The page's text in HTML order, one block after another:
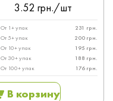
3.52 грн./шт
От 1+ упак
231 грн.
От 5+ упак
200 грн.
От 10+ упак
195 грн.
От 30+ упак
188 грн.
От 100+ упак
176 грн.
В корзину